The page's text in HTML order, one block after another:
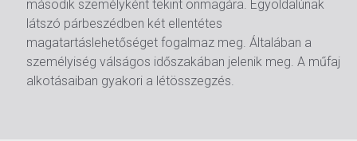
második személyként tekint önmagára. Egyoldalúnak
látszó párbeszédben két ellentétes
magatartáslehetőséget fogalmaz meg. Általában a
személyiség válságos időszakában jelenik meg. A műfaj
alkotásaiban gyakori a létösszegzés.